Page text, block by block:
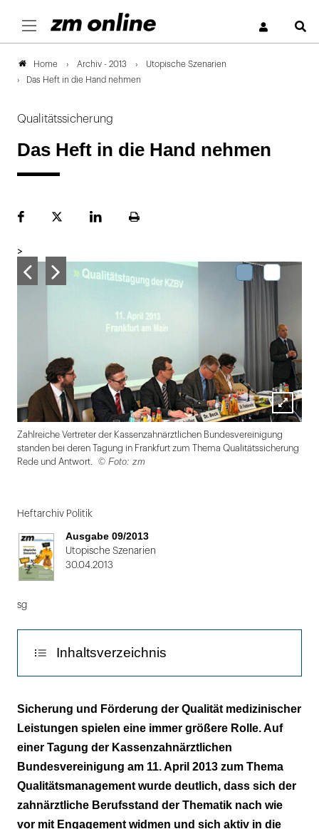
Home Archiv - 2013
Utopische Szenarien
Das Heft in die Hand nehmen
Qualitätssicherung
Das Heft in die Hand nehmen
FacebookPlattformLinekdInSeite
>
Lightbox
öffnen
Zahlreiche Vertreter der Kassenzahnärztlichen Bundesvereinigung
standen bei deren Tagung in Frankfurt zum Thema Qualitätssicherung
Rede und Antwort.
© Foto: zm
1
von
Heftarchiv Politik
Ausgabe 09/2013
Utopische Szenarien
30.04.2013
sg
Inhaltsverzeichnis
Zahnmedizin als Sektor
Wandel im Qualitätsbegriff
Sozialgesetz gibt Vorgaben
Medizin und Fehler
Info
Sicherung und Förderung der Qualität medizinischer
Leistungen spielen eine immer größere Rolle. Auf
einer Tagung der Kassenzahnärztlichen
Bundesvereinigung am 11. April 2013 zum Thema
Qualitätsmanagement wurde deutlich, dass sich der
zahnärztliche Berufsstand der Thematik nach wie
vor mit Engagement widmen und sich aktiv in die